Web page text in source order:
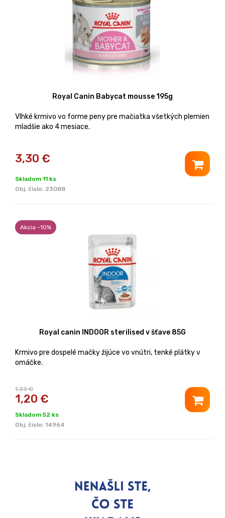
Royal Canin Babycat mousse 195g
Vlhké krmivo vo forme peny pre mačiatka všetkých plemien
mladšie ako 4 mesiace.
3,30 €
Skladom 11 ks
Obj. čislo: 23088
Akcia -10%
Royal canin INDOOR sterilised v šťave 85G
Krmivo pre dospelé mačky žijúce vo vnútri, tenké plátky v
omáčke.
1,33 €
1,20 €
Skladom 52 ks
Obj. čislo: 14964